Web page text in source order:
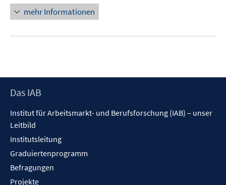
mehr Informationen
Footer
Das IAB
Institut für Arbeitsmarkt- und Berufsforschung (IAB) – unser
Leitbild
Institutsleitung
Graduiertenprogramm
Befragungen
Projekte